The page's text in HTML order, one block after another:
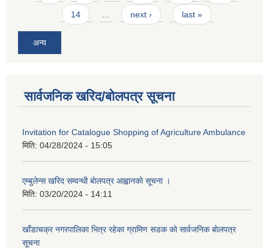
14 … next › last »
अन्य
सार्वजनिक खरिद/बोलपत्र सूचना
Invitation for Catalogue Shopping of Agriculture Ambulance
मिति: 04/28/2024 - 15:05
एम्बुलेन्स खरिद सम्वन्धी बाेलपत्र आह्वानकाे सूचना ।
मिति: 03/20/2024 - 14:11
खाँडाचक्र नगरपालिका भित्र रहेका ग्रामिण सडक काे सार्वजनिक बाेलपत्र
सूचना